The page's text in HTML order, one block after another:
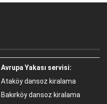
Avrupa Yakası servisi:
Ataköy dansoz kiralama
Bakırköy dansoz kiralama